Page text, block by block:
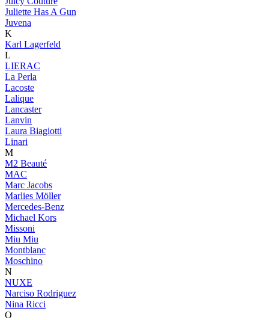
Juliette Has A Gun
Juvena
K
Karl Lagerfeld
L
LIERAC
La Perla
Lacoste
Lalique
Lancaster
Lanvin
Laura Biagiotti
Linari
M
M2 Beauté
MAC
Marc Jacobs
Marlies Möller
Mercedes-Benz
Michael Kors
Missoni
Miu Miu
Montblanc
Moschino
N
NUXE
Narciso Rodriguez
Nina Ricci
O